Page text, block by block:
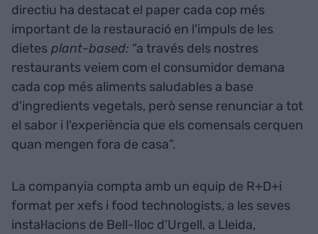
directiu ha destacat el paper cada cop més
important de la restauració en l'impuls de les
dietes plant-based: “a través dels nostres
restaurants veiem com el consumidor demana
cada cop més aliments saludables a base
d'ingredients vegetals, però sense renunciar a tot
el sabor i l'experiència que els comensals cerquen
quan mengen fora de casa”.
La companyia compta amb un equip de R+D+i
format per xefs i food technologists, a les seves
instal·lacions de Bell-lloc d’Urgell, a Lleida,